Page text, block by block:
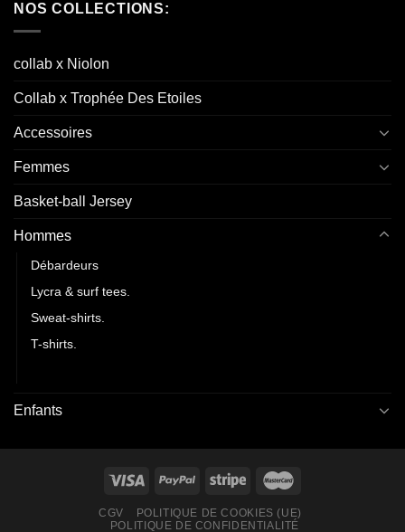
NOS COLLECTIONS:
collab x Niolon
Collab x Trophée Des Etoiles
Accessoires
Femmes
Basket-ball Jersey
Hommes
Débardeurs
Lycra & surf tees.
Sweat-shirts.
T-shirts.
Enfants
CGV
POLITIQUE DE COOKIES (UE)
POLITIQUE DE CONFIDENTIALITÉ